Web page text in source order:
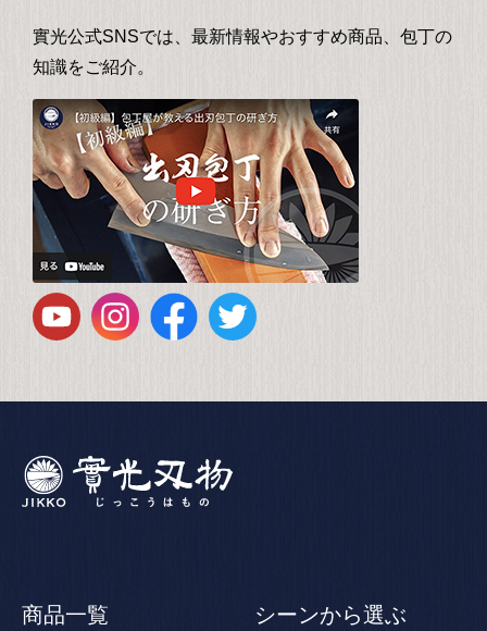
實光公式SNSでは、最新情報やおすすめ商品、包丁の
知識をご紹介。
商品一覧 シーンから選ぶ